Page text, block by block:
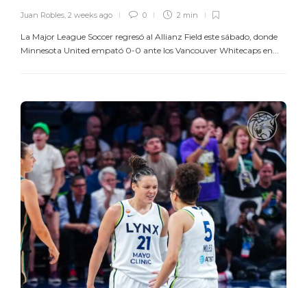
Juan Robles, 2 weeks ago 0 2 min
La Major League Soccer regresó al Allianz Field este sábado, donde
Minnesota United empató 0-0 ante los Vancouver Whitecaps en...